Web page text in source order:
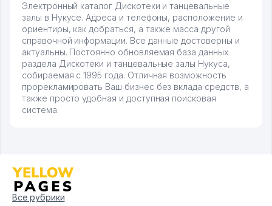
Электронный каталог Дискотеки и танцевальные
залы в Нукусе. Адреса и телефоны, расположение и
ориентиры, как добраться, а также масса другой
справочной информации. Все данные достоверны и
актуальны. Постоянно обновляемая база данных
раздела Дискотеки и танцевальные залы Нукуса,
собираемая с 1995 года. Отличная возможность
прорекламировать Ваш бизнес без вклада средств, а
также просто удобная и доступная поисковая
система.
Все рубрики